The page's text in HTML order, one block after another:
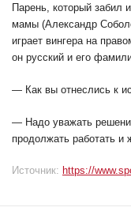
Парень, который забил
мамы (Александр
играет вингера на
он русский и его
— Как вы отнеслись к
— Надо уважать
продолжать работать и
Источник: https://